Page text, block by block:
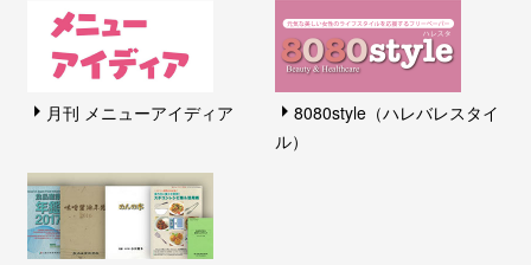
月刊 メニューアイディア
8080style（ハレバレスタイ
ル）